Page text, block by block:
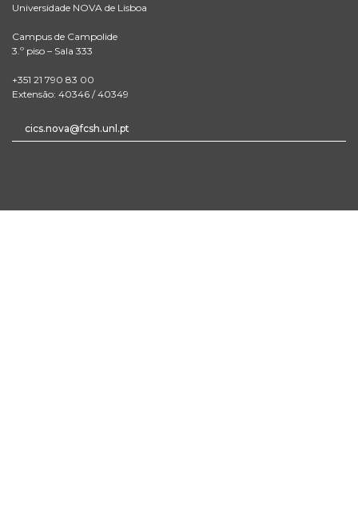
Universidade NOVA de Lisboa
Campus de Campolide
3.º piso – Sala 333
+351 21 790 83 00
Extensão: 40346 / 40349
cics.nova@fcsh.unl.pt